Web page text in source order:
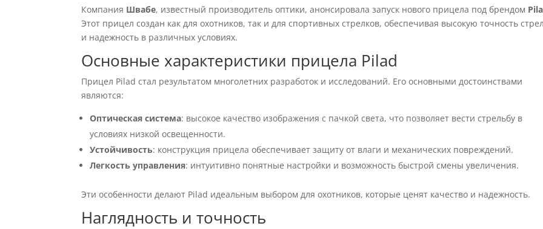
Компания Швабе, известный производитель оптики, анонсировала запуск нового прицела под брендом
Этот прицел создан как для охотников, так и для спортивных стрелков, обеспечивая высокую точность
и надежность в различных условиях.
Основные характеристики прицела Pilad
Прицел Pilad стал результатом многолетних разработок и исследований. Его основными достоинствами
являются:
Оптическая система: высокое качество изображения с пачкой света, что позволяет вести стрельбу в
условиях низкой освещенности.
Устойчивость: конструкция прицела обеспечивает защиту от влаги и механических повреждений.
Легкость управления: интуитивно понятные настройки и возможность быстрой смены увеличения.
Эти особенности делают Pilad идеальным выбором для охотников, которые ценят качество и надежность.
Наглядность и точность